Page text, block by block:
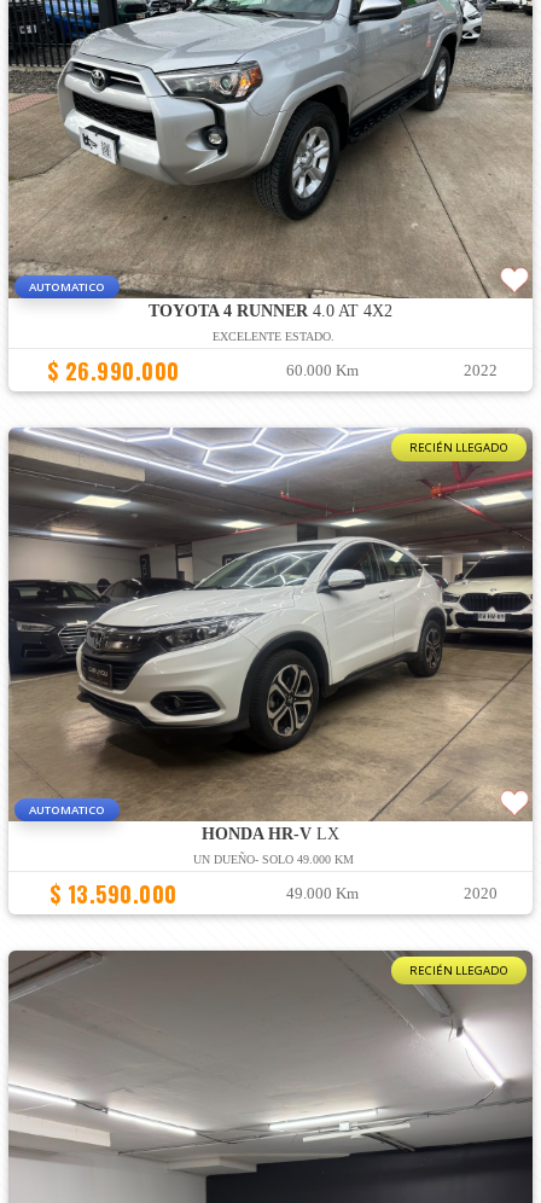
AUTOMATICO
TOYOTA 4 RUNNER 4.0 AT 4X2
EXCELENTE ESTADO.
$ 26.990.000 60.000 Km 2022
RECIÉN LLEGADO
AUTOMATICO
HONDA HR-VLX
UN DUEÑO- SOLO 49.000 KM
$ 13.590.000 49.000 Km 2020
RECIÉN LLEGADO